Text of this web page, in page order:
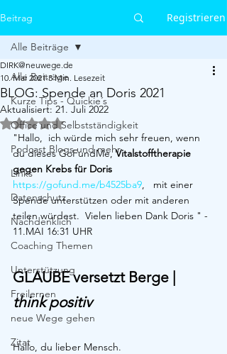
Beitrag Registrieren
Alle Beiträge
Kurze Tips - Quickie´s
Office und Selbstständigkeit
Podcast Blogs und mehr
Links
Datenschutz
Nachdenklich
Coaching Themen
Unterstützung
Freilernen
neue Wege gehen
Zitat
Alle Beiträge
BLOG: Spende an Doris 2021
DIRK@neuwege.de
10. Mai 2021 3 Min. Lesezeit
Aktualisiert: 21. Juli 2022
Mit NaN von 5 Sternen bewertet.
"Hallo,  ich würde mich sehr freuen, wenn
du dieses GoFundMe, Vitalstofftherapie
gegen Krebs für Doris
https://gofund.me/b4525ba9,   mit einer
Spende unterstützen oder mit anderen
teilen würdest.  Vielen lieben Dank Doris " -
11.MAI 16:31 UHR
GLAUBE versetzt Berge |
think positiv
Hallo, du lieber Mensch.